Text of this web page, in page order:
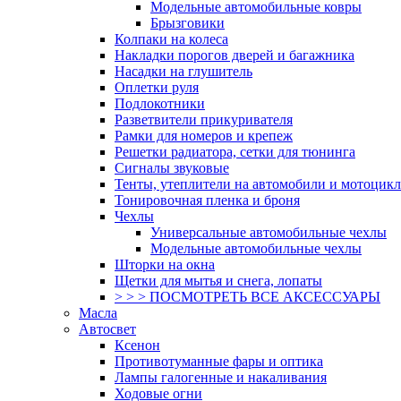
Модельные автомобильные ковры
Брызговики
Колпаки на колеса
Накладки порогов дверей и багажника
Насадки на глушитель
Оплетки руля
Подлокотники
Разветвители прикуривателя
Рамки для номеров и крепеж
Решетки радиатора, сетки для тюнинга
Сигналы звуковые
Тенты, утеплители на автомобили и
Тонировочная пленка и броня
Чехлы
Универсальные автомобильные чехлы
Модельные автомобильные чехлы
Шторки на окна
Щетки для мытья и снега, лопаты
> > > ПОСМОТРЕТЬ ВСЕ АКСЕССУАРЫ
Масла
Автосвет
Ксенон
Противотуманные фары и оптика
Лампы галогенные и накаливания
Ходовые огни